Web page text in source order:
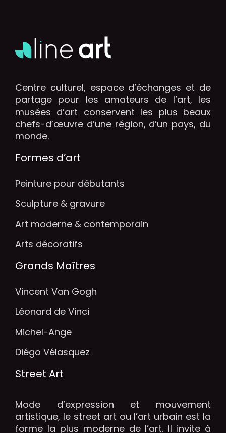
Centre culturel, espace d’échanges et de
partage pour les amateurs de l’art, les
musées d’art conservent les plus beaux
chefs-d’œuvre d’une région, d’un pays, du
monde.
Formes d’art
Peinture pour débutants
Sculpture & gravure
Art moderne & contemporain
Arts décoratifs
Grands Maîtres
Vincent Van Gogh
Léonard de Vinci
Michel-Ange
Diégo Vélasquez
Street Art
Mode d’expression et mouvement
artistique, le street art ou l’art urbain est la
forme la plus moderne de l’art. Il invite à